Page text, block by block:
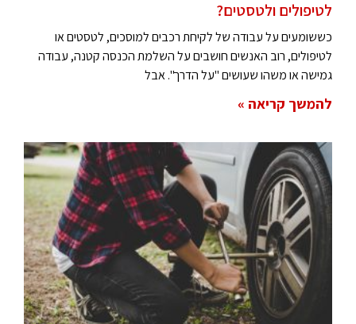
לטיפולים ולטסטים?
כששומעים על עבודה של לקיחת רכבים למוסכים, לטסטים או
לטיפולים, רוב האנשים חושבים על השלמת הכנסה קטנה, עבודה
גמישה או משהו שעושים "על הדרך". אבל
להמשך קריאה »